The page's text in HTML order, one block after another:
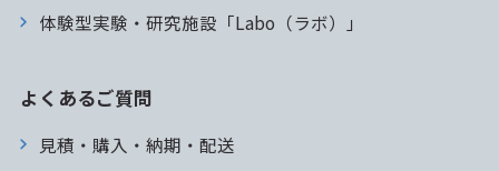
体験型実験・研究施設「Labo（ラボ）」
よくあるご質問
見積・購入・納期・配送